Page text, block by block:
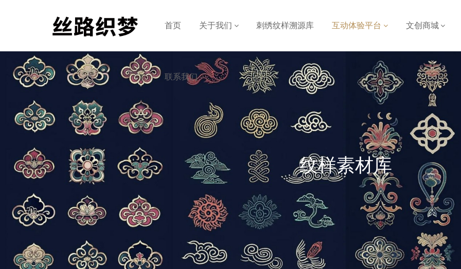
首页 关于我们 刺绣纹样溯源库 互动体验平台 文创商城
联系我们
纹样素材库